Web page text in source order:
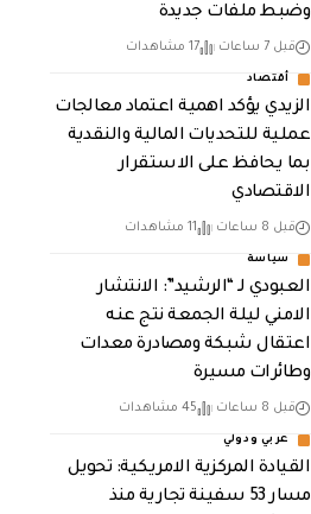
وضبط ملفات جديدة
قبل 7 ساعات 17 مشاهدات
أقتصاد
الزيدي يؤكد اهمية اعتماد معالجات
عملية للتحديات المالية والنقدية
بما يحافظ على الاستقرار
الاقتصادي
قبل 8 ساعات 11 مشاهدات
سياسة
العبودي لـ “الرشيد”: الانتشار
الامني ليلة الجمعة نتج عنه
اعتقال شبكة ومصادرة معدات
وطائرات مسيرة
قبل 8 ساعات 45 مشاهدات
عربي ودولي
القيادة المركزية الامريكية: تحويل
مسار 53 سفينة تجارية منذ